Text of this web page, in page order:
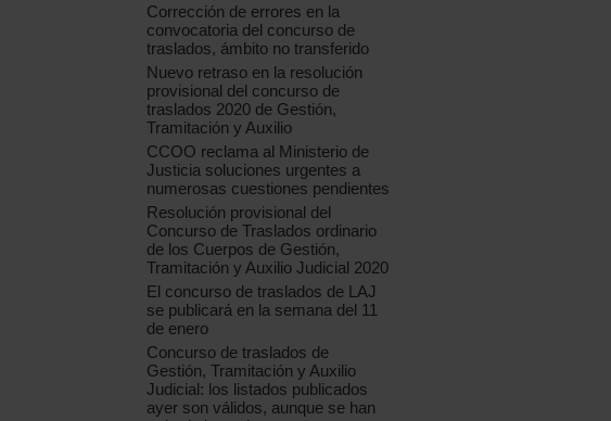
Corrección de errores en la
convocatoria del concurso de
traslados, ámbito no transferido
Nuevo retraso en la resolución
provisional del concurso de
traslados 2020 de Gestión,
Tramitación y Auxilio
CCOO reclama al Ministerio de
Justicia soluciones urgentes a
numerosas cuestiones pendientes
Resolución provisional del
Concurso de Traslados ordinario
de los Cuerpos de Gestión,
Tramitación y Auxilio Judicial 2020
El concurso de traslados de LAJ
se publicará en la semana del 11
de enero
Concurso de traslados de
Gestión, Tramitación y Auxilio
Judicial: los listados publicados
ayer son válidos, aunque se han